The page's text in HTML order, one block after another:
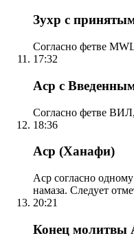
Зухр с
Согласно фетве
17:32
Аср с
Согласно фетве
18:36
Аср (Ханафи)
Аср согласно
намаза. Следует
20:21
Конец молитвы